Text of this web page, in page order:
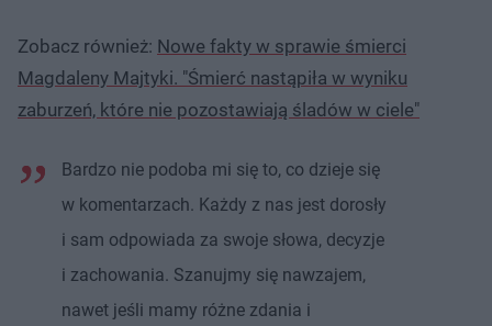
Zobacz również: Nowe fakty w sprawie śmierci
Magdaleny Majtyki. "Śmierć nastąpiła w wyniku
zaburzeń, które nie pozostawiają śladów w ciele"
Bardzo nie podoba mi się to, co dzieje się
w komentarzach. Każdy z nas jest dorosły
i sam odpowiada za swoje słowa, decyzje
i zachowania. Szanujmy się nawzajem,
nawet jeśli mamy różne zdania i